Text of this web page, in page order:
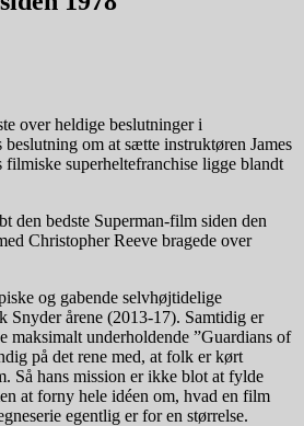
over heldige beslutninger i
beslutning om at sætte instruktøren James
filmiske superheltefranchise ligge blandt
den bedste Superman-film siden den
Christopher Reeve bragede over
og gabende selvhøjtidelige
Snyder årene (2013-17). Samtidig er
maksimalt underholdende ”Guardians of
på det rene med, at folk er kørt
Så hans mission er ikke blot at fylde
at forny hele idéen om, hvad en film
egentlig er for en størrelse.